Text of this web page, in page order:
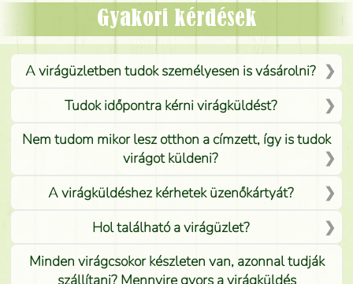
Mónika
Gyakori kérdések
A virágüzletben tudok személyesen is vásárolni?
Tudok időpontra kérni virágküldést?
Nem tudom mikor lesz otthon a címzett, így is tudok
virágot küldeni?
A virágküldéshez kérhetek üzenőkártyát?
Hol található a virágüzlet?
Minden virágcsokor készleten van, azonnal tudják
szállítani? Mennyire gyors a virágküldés